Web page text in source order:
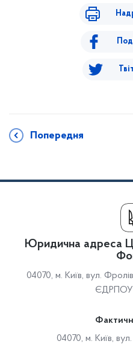
Попередня
Юридична адреса
04070, м. Київ, вул.
ЄДРПОУ
04070, м. Київ,